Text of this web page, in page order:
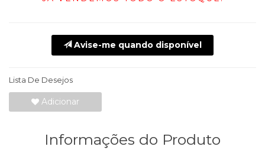
Avise-me quando disponível
Lista De Desejos
Adicionar
Informações do Produto